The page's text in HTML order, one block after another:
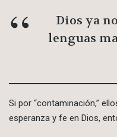
Dios ya
lenguas
Si por “contaminación,”
esperanza y fe en Dios,